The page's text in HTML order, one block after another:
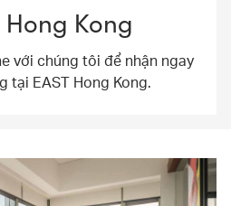
Hong Kong
với chúng tôi để nhận ngay
tại EAST Hong Kong.